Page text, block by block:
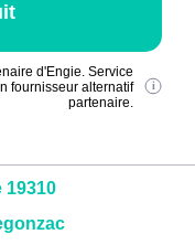
d'Engie. Service
fournisseur alternatif
partenaire.
19310